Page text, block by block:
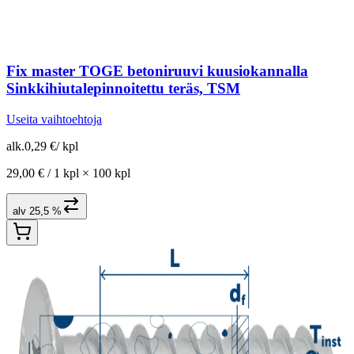
Fix master TOGE betoniruuvi kuusiokannalla
Sinkkihiutalepinnoitettu teräs, TSM
Useita vaihtoehtoja
alk.0,29 €/ kpl
29,00 € / 1 kpl × 100 kpl
alv 25,5 %